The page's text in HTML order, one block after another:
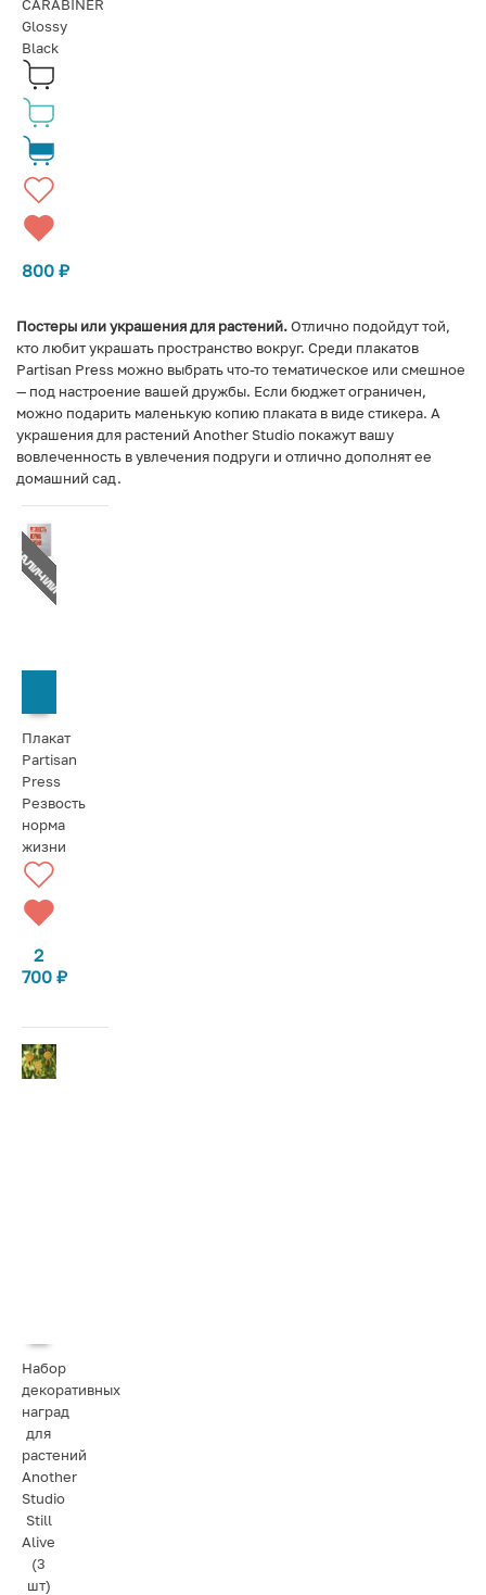
CARABINER
Glossy
Black
800 ₽
Постеры или украшения для растений.Отлично подойдут той,
кто любит украшать пространство вокруг. Среди плакатов
Partisan Press можно выбрать что-то тематическое или смешное
— под настроение вашей дружбы. Если бюджет ограничен,
можно подарить маленькую копию плаката в виде стикера. А
украшения для растений Another Studio покажут вашу
вовлеченность в увлечения подруги и отлично дополнят ее
домашний сад.
Плакат
Partisan
Press
Резвость
норма
жизни
2
700 ₽
Набор
декоративных
наград
для
растений
Another
Studio
Still
Alive
(3
шт)